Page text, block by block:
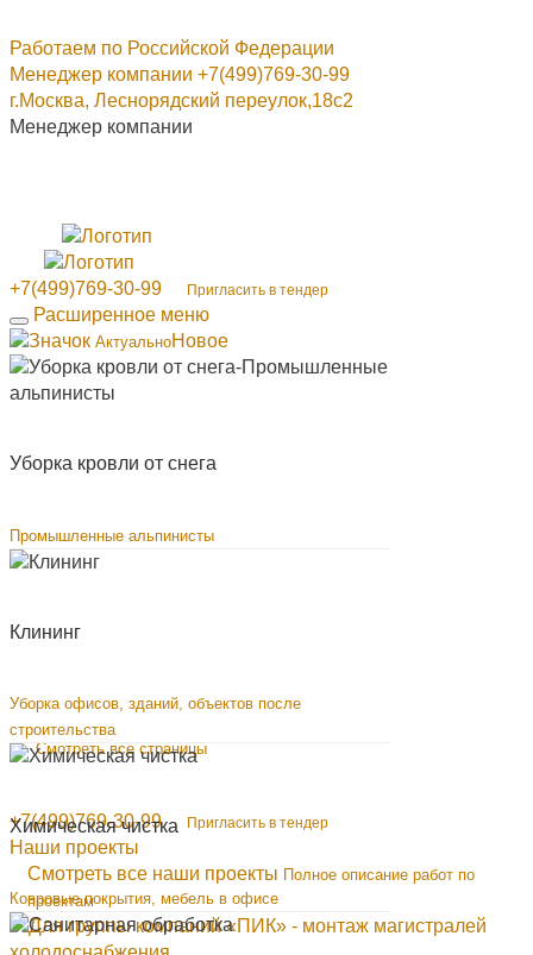
Работаем по Российской Федерации
Менеджер компании +7(499)769-30-99
г.Москва, Леснорядский переулок,18с2
Менеджер компании
+7(499)769-30-99 Пригласить в тендер
Расширенное меню
АктуальноНовое
Уборка кровли от снега
Промышленные альпинисты
Клининг
Уборка офисов, зданий, объектов после
строительства
Химическая чистка
Ковровые покрытия, мебель в офисе
Смотреть все страницы
+7(499)769-30-99 Пригласить в тендер
Наши проекты
Смотреть все наши проекты Полное описание работ по
проектам